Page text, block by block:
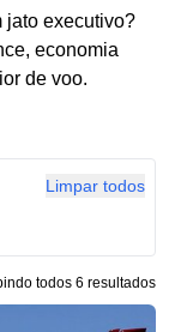
jato executivo?
economia
de voo.
Limpar todos
todos 6 resultados